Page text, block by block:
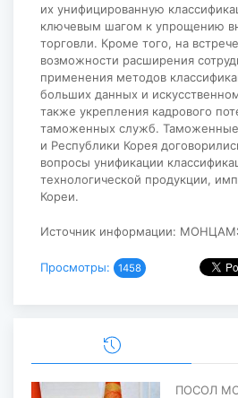
их унифицированную
ключевым шагом к упрощению
торговли. Кроме того, на
возможности расширения
применения методов
больших данных и
также укрепления кадрового
таможенных служб.
и Республики Корея
вопросы унификации
технологической продукции,
Кореи.
Источник информации:
Просмотры: 1458
ПОСОЛ